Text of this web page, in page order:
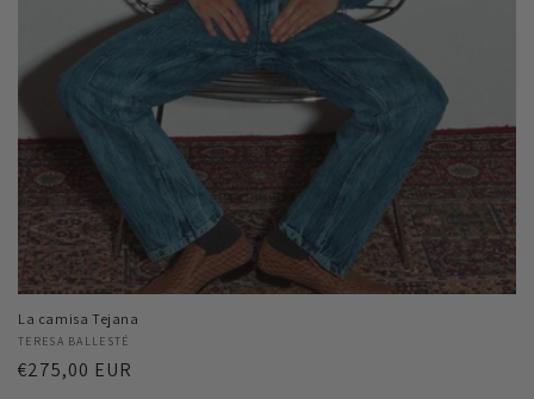
La camisa Tejana
Proveedor:
TERESA BALLESTÉ
Precio
€275,00 EUR